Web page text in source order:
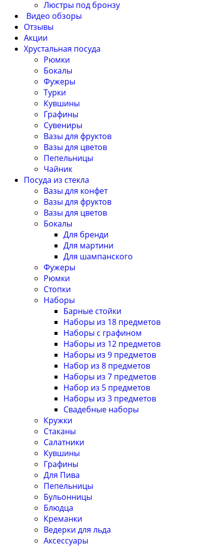
Люстры под бронзу
Видео обзоры
Отзывы
Акции
Хрустальная посуда
Рюмки
Бокалы
Фужеры
Турки
Кувшины
Графины
Сувениры
Вазы для фруктов
Вазы для цветов
Пепельницы
Чайник
Посуда из стекла
Вазы для конфет
Вазы для фруктов
Вазы для цветов
Бокалы
Для бренди
Для мартини
Для шампанского
Фужеры
Рюмки
Стопки
Наборы
Барные стойки
Наборы из 18 предметов
Наборы с графином
Наборы из 12 предметов
Наборы из 9 предметов
Набор из 8 предметов
Наборы из 7 предметов
Набор из 5 предметов
Наборы из 3 предметов
Свадебные наборы
Кружки
Стаканы
Салатники
Кувшины
Графины
Для Пива
Пепельницы
Бульонницы
Блюдца
Креманки
Ведерки для льда
Аксессуары